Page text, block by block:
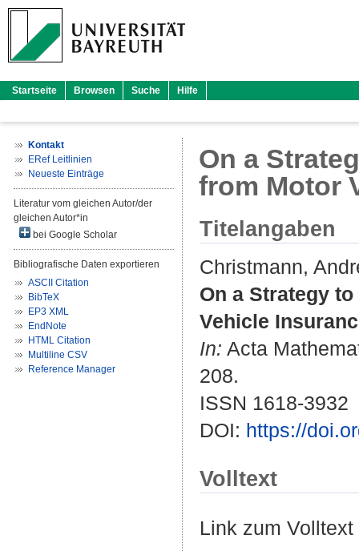
Startseite Browsen Suche Hilfe
Kontakt
ERef Leitlinien
Neueste Einträge
Literatur vom gleichen Autor/der
gleichen Autor*in
bei Google Scholar
Bibliografische Daten exportieren
ASCII Citation
BibTeX
EP3 XML
EndNote
HTML Citation
Multiline CSV
Reference Manager
On a
from Motor
Titelangaben
Christmann,
On a Strategy
Vehicle
In: Acta
208.
ISSN 1618-3932
DOI: https://
Volltext
Link zum